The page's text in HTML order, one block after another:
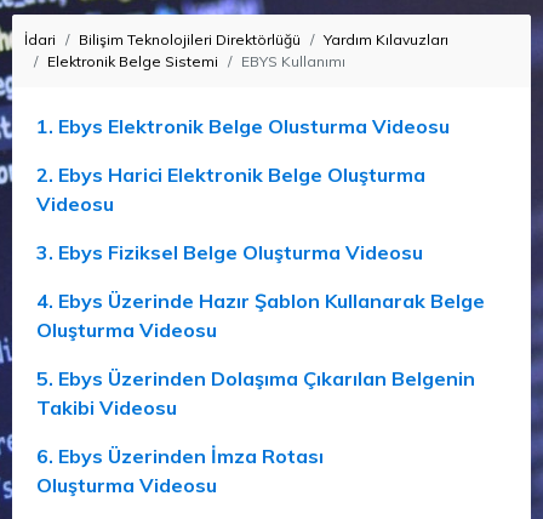
İdari Bilişim Teknolojileri Direktörlüğü
Yardım Kılavuzları
Elektronik Belge Sistemi
EBYS Kullanımı
1. Ebys Elektronik Belge Olusturma Videosu
2. Ebys Harici Elektronik Belge Oluşturma
Videosu
3. Ebys Fiziksel Belge Oluşturma Videosu
4. Ebys Üzerinde Hazır Şablon Kullanarak Belge
Oluşturma Videosu
5. Ebys Üzerinden Dolaşıma Çıkarılan Belgenin
Takibi Videosu
6. Ebys Üzerinden İmza Rotası
Oluşturma Videosu